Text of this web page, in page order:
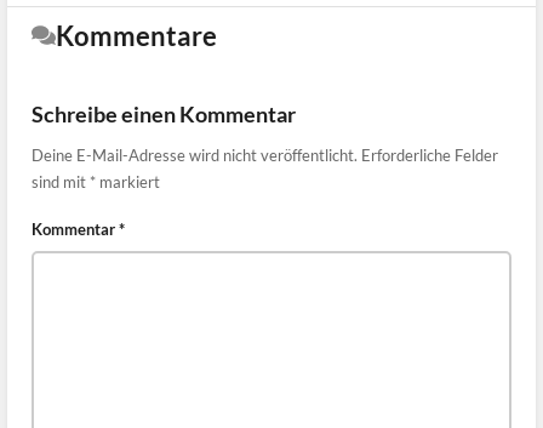
Kommentare
Schreibe einen Kommentar
Deine E-Mail-Adresse wird nicht veröffentlicht. Erforderliche Felder
sind mit * markiert
Kommentar*